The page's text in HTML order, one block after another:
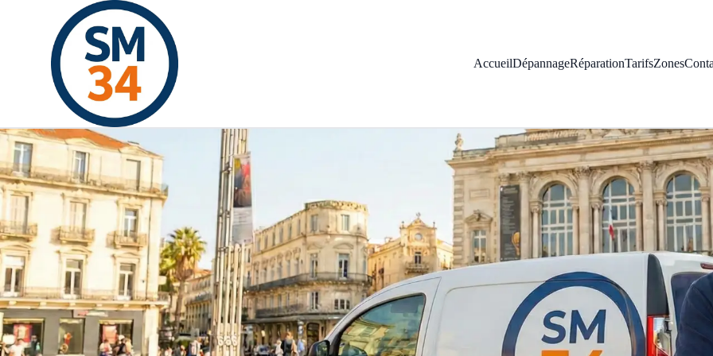
AccueilDépannageRéparationTarifsZones